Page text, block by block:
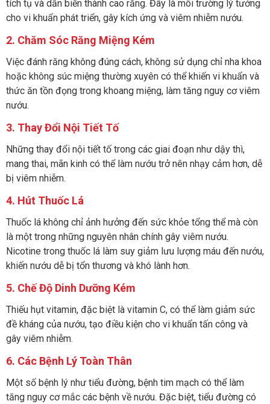
tích tụ và dần biến thành cao răng. Đây là môi trường lý tưởng
cho vi khuẩn phát triển, gây kích ứng và viêm nhiễm nướu.
2. Chăm Sóc Răng Miệng Kém
Việc đánh răng không đúng cách, không sử dụng chỉ nha khoa
hoặc không súc miệng thường xuyên có thể khiến vi khuẩn và
thức ăn tồn đọng trong khoang miệng, làm tăng nguy cơ viêm
nướu.
3. Thay Đổi Nội Tiết Tố
Những thay đổi nội tiết tố trong các giai đoạn như dậy thì,
mang thai, mãn kinh có thể làm nướu trở nên nhạy cảm hơn, dễ
bị viêm nhiễm.
4. Hút Thuốc Lá
Thuốc lá không chỉ ảnh hưởng đến sức khỏe tổng thể mà còn
là một trong những nguyên nhân chính gây viêm nướu.
Nicotine trong thuốc lá làm suy giảm lưu lượng máu đến nướu,
khiến nướu dễ bị tổn thương và khó lành hơn.
5. Chế Độ Dinh Dưỡng Kém
Thiếu hụt vitamin, đặc biệt là vitamin C, có thể làm giảm sức
đề kháng của nướu, tạo điều kiện cho vi khuẩn tấn công và
gây viêm nhiễm.
6. Các Bệnh Lý Toàn Thân
Một số bệnh lý như tiểu đường, bệnh tim mạch có thể làm
tăng nguy cơ mắc các bệnh về nướu. Đặc biệt, tiểu đường có